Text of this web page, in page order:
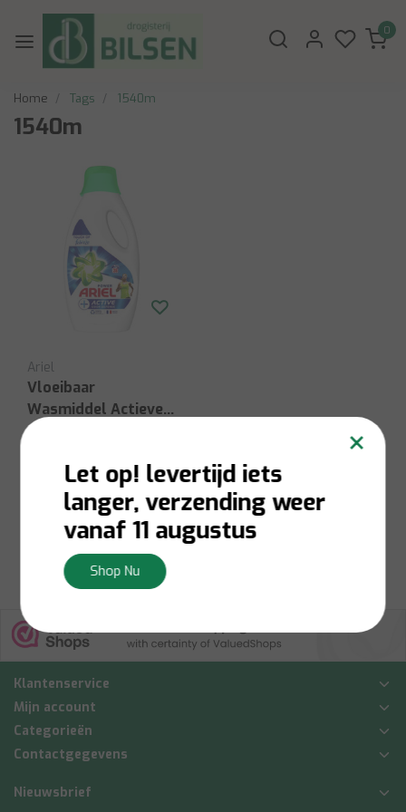
0
Home Tags 1540m
1540m
Ariel
Vloeibaar
Wasmiddel Actieve
Geurbestrijding
Niet op voorraad:
Contacteer ons voor
voorraadbeschikbaarheid
Bekijken
Klantenservice
Mijn account
Categorieën
Contactgegevens
Nieuwsbrief
×
Let op! levertijd iets
langer, verzending weer
vanaf 11 augustus
Shop Nu